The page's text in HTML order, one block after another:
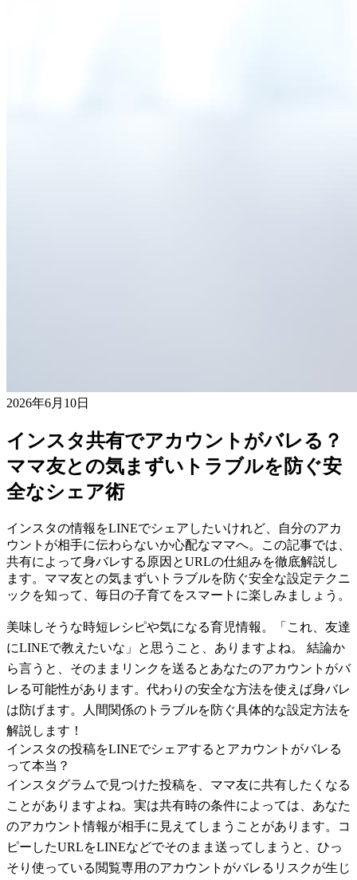
2026年6月10日
インスタ共有でアカウントがバレる？
ママ友との気まずいトラブルを防ぐ安
全なシェア術
インスタの情報をLINEでシェアしたいけれど、自分のアカ
ウントが相手に伝わらないか心配なママへ。この記事では、
共有によって身バレする原因とURLの仕組みを徹底解説し
ます。ママ友との気まずいトラブルを防ぐ安全な設定テクニ
ックを知って、毎日の子育てをスマートに楽しみましょう。
美味しそうな時短レシピや気になる育児情報。「これ、友達
にLINEで教えたいな」と思うこと、ありますよね。 結論か
ら言うと、そのままリンクを送るとあなたのアカウントがバ
レる可能性があります。代わりの安全な方法を使えば身バレ
は防げます。人間関係のトラブルを防ぐ具体的な設定方法を
解説します！
インスタの投稿をLINEでシェアするとアカウントがバレる
って本当？
インスタグラムで見つけた投稿を、ママ友に共有したくなる
ことがありますよね。実は共有時の条件によっては、あなた
のアカウント情報が相手に見えてしまうことがあります。コ
ピーしたURLをLINEなどでそのまま送ってしまうと、ひっ
そり使っている閲覧専用のアカウントがバレるリスクが生じ